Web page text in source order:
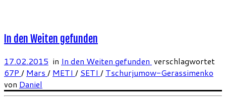
In den Weiten gefunden
17.02.2015 in In den Weiten gefunden verschlagwortet
67P / Mars / METI / SETI / Tschurjumow-Gerassimenko
von Daniel